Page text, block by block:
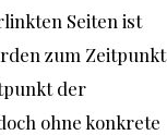
Seiten ist
zum Zeitpunkt
der
ohne konkrete